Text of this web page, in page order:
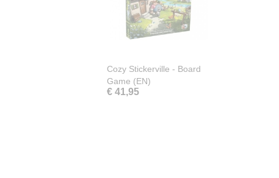
Cozy Stickerville - Board
Game (EN)
€ 41,95